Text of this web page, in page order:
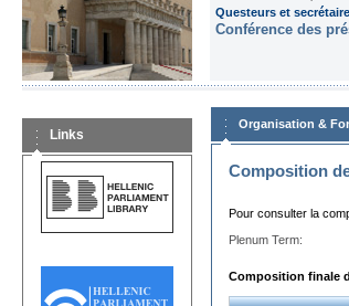
Questeurs et
Conférence des
Links
Organisation &
Composition
Pour consulter la
Plenum Term:
Composition finale